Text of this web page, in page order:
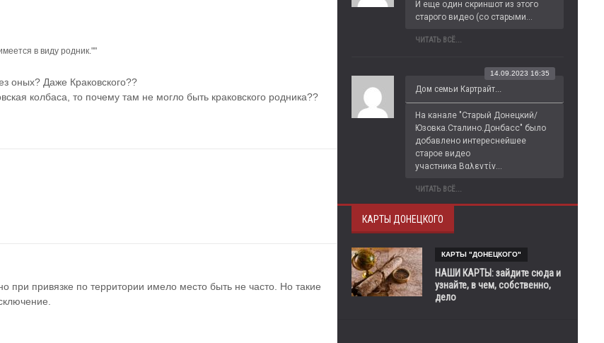
в виду родник.""
оных? Даже Краковского??
колбаса, то почему там не могло быть краковского родника??
при привязке по территории имело место быть не часто. Но такие
И еще один скриншот из этого
старого видео (со старыми...
ЧИТАТЬ ВСЁ...
Дом семьи Картрайт...
14.09.2023 16:35
На канале "Старый Донецкий/
Юзовка.Сталино.Донбасс" было
добавлено интереснейшее
старое видео
участника Βαλεντίν...
ЧИТАТЬ ВСЁ...
КАРТЫ ДОНЕЦКОГО
КАРТЫ "ДОНЕЦКОГО"
НАШИ КАРТЫ: зайдите сюда и
узнайте, в чем, собственно,
дело